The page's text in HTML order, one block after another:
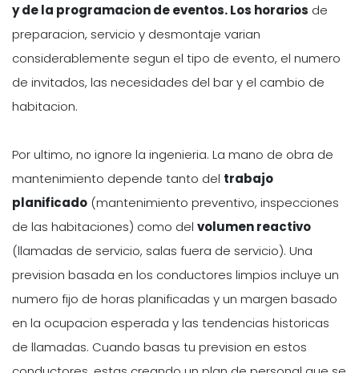
y de la programacion de eventos. Los horarios de
preparacion, servicio y desmontaje varian
considerablemente segun el tipo de evento, el numero
de invitados, las necesidades del bar y el cambio de
habitacion.
Por ultimo, no ignore la ingenieria. La mano de obra de
mantenimiento depende tanto del trabajo
planificado (mantenimiento preventivo, inspecciones
de las habitaciones) como del volumen reactivo
(llamadas de servicio, salas fuera de servicio). Una
prevision basada en los conductores limpios incluye un
numero fijo de horas planificadas y un margen basado
en la ocupacion esperada y las tendencias historicas
de llamadas. Cuando basas tu prevision en estos